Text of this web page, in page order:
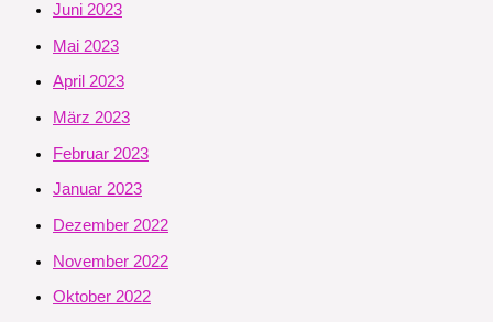
Juni 2023
Mai 2023
April 2023
März 2023
Februar 2023
Januar 2023
Dezember 2022
November 2022
Oktober 2022